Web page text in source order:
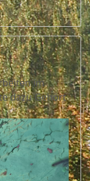
im
dazu Gehört